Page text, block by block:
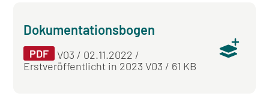
Dokumentationsbogen
PDF
V03 / 02.11.2022 /
Erstveröffentlicht in 2023 V03 / 61 KB